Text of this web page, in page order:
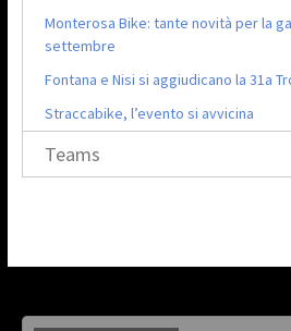
Monterosa Bike: tante novità per la
settembre
Fontana e Nisi si aggiudicano la 31a
Straccabike, l’evento si avvicina
Teams